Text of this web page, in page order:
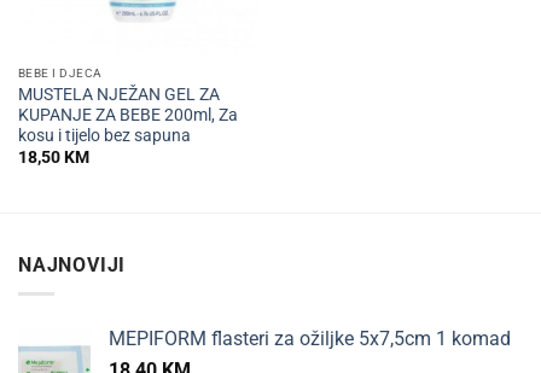
BEBE I DJECA
MUSTELA NJEŽAN GEL ZA
KUPANJE ZA BEBE 200ml, Za
kosu i tijelo bez sapuna
18,50KM
NAJNOVIJI
MEPIFORM flasteri za ožiljke 5x7,5cm 1 komad